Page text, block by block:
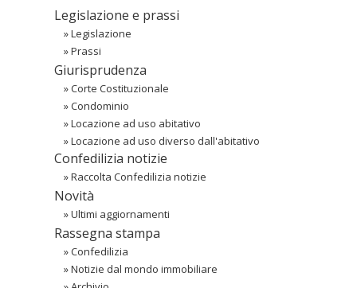
Legislazione e prassi
»Legislazione
»Prassi
Giurisprudenza
»Corte Costituzionale
»Condominio
»Locazione ad uso abitativo
»Locazione ad uso diverso dall'abitativo
Confedilizia notizie
»Raccolta Confedilizia notizie
Novità
»Ultimi aggiornamenti
Rassegna stampa
»Confedilizia
»Notizie dal mondo immobiliare